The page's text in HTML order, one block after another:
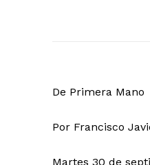
De Primera Mano
Por Francisco
Martes 30 de